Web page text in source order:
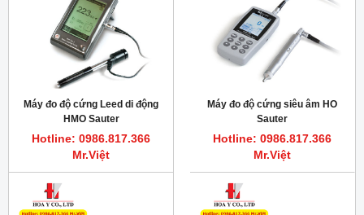
Máy đo độ cứng Leed di động
HMO Sauter
Hotline: 0986.817.366
Mr.Việt
Máy đo độ cứng siêu âm HO
Sauter
Hotline: 0986.817.366
Mr.Việt